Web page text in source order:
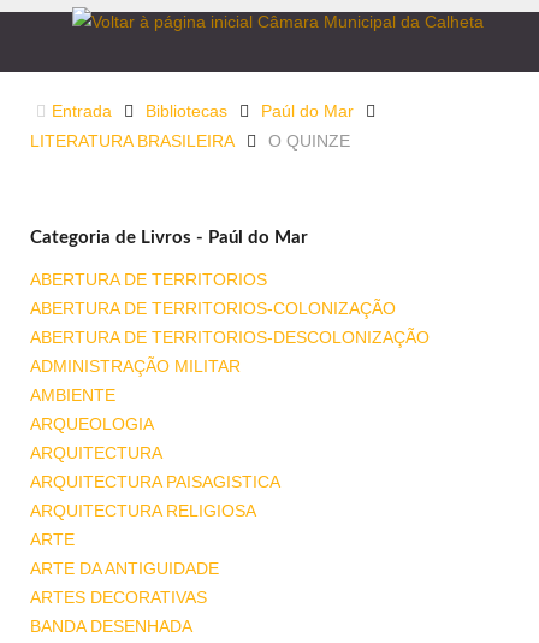
Entrada Bibliotecas
Paúl do Mar
LITERATURA BRASILEIRA
O QUINZE
Categoria de Livros - Paúl do Mar
ABERTURA DE TERRITORIOS
ABERTURA DE TERRITORIOS-COLONIZAÇÃO
ABERTURA DE TERRITORIOS-DESCOLONIZAÇÃO
ADMINISTRAÇÃO MILITAR
AMBIENTE
ARQUEOLOGIA
ARQUITECTURA
ARQUITECTURA PAISAGISTICA
ARQUITECTURA RELIGIOSA
ARTE
ARTE DA ANTIGUIDADE
ARTES DECORATIVAS
BANDA DESENHADA